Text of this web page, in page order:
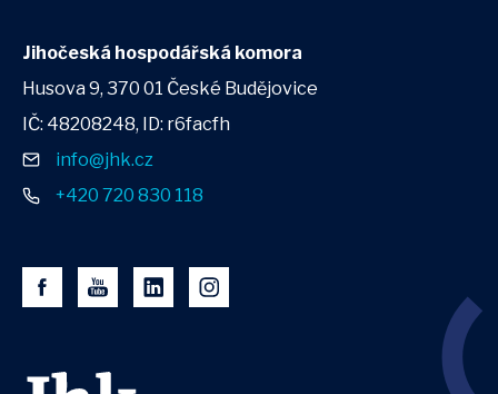
Jihočeská hospodářská komora
Husova 9, 370 01 České Budějovice
IČ: 48208248, ID: r6facfh
info@jhk.cz
+420 720 830 118